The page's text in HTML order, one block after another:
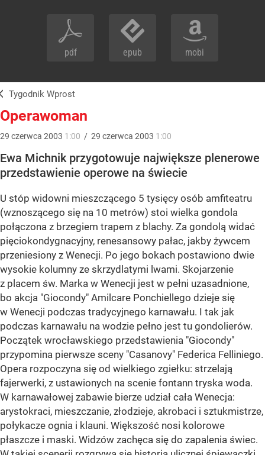
pdf epub mobi
Tygodnik Wprost
Operawoman
29 czerwca 2003 1:00 / 29 czerwca 2003 1:00
Ewa Michnik przygotowuje największe plenerowe
przedstawienie operowe na świecie
U stóp widowni mieszczącego 5 tysięcy osób amfiteatru
(wznoszącego się na 10 metrów) stoi wielka gondola
połączona z brzegiem trapem z blachy. Za gondolą widać
pięciokondygnacyjny, renesansowy pałac, jakby żywcem
przeniesiony z Wenecji. Po jego bokach postawiono dwie
wysokie kolumny ze skrzydlatymi lwami. Skojarzenie
z placem św. Marka w Wenecji jest w pełni uzasadnione,
bo akcja "Giocondy" Amilcare Ponchiellego dzieje się
w Wenecji podczas tradycyjnego karnawału. I tak jak
podczas karnawału na wodzie pełno jest tu gondolierów.
Początek wrocławskiego przedstawienia "Giocondy"
przypomina pierwsze sceny "Casanovy" Federica Felliniego.
Opera rozpoczyna się od wielkiego zgiełku: strzelają
fajerwerki, z ustawionych na scenie fontann tryska woda.
W karnawałowej zabawie bierze udział cała Wenecja:
arystokraci, mieszczanie, złodzieje, akrobaci i sztukmistrze,
połykacze ognia i klauni. Większość nosi kolorowe
płaszcze i maski. Widzów zachęca się do zapalenia świec.